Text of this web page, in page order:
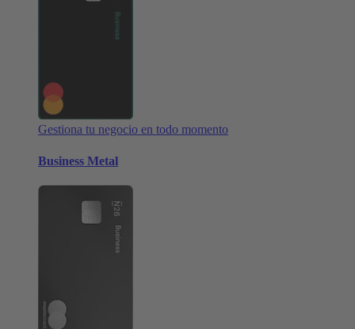
Gestiona tu negocio en todo momento
Business Metal